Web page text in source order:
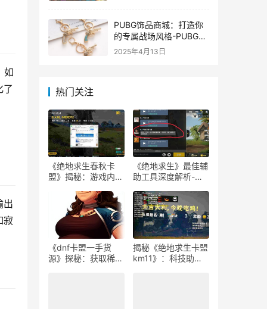
如
了
出
寂
PUBG饰品商城：打造你
的专属战场风格-PUBG游
戏内饰品购买指南
2025年4月13日
热门关注
《绝地求生春秋卡
盟》揭秘：游戏内外
《绝地求生》最佳辅
助工具深度解析-
知：选择最佳游戏辅
助软件的指南
《dnf卡盟一手货
源》探秘：获取稀有
揭秘《绝地求生卡盟
km11》：科技助力